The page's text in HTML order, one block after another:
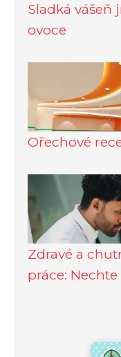
Sladká
ovoce
Ořechové
Zdravé a
práce: